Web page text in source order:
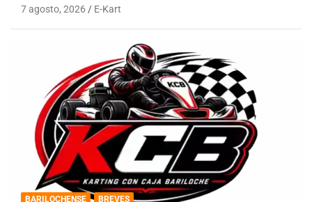
7 agosto, 2026 E-Kart
BARILOCHENSE BREVES